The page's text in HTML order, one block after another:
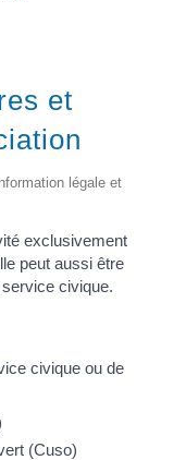
et
légale et
exclusivement
peut aussi être
civique.
civique ou de
(Cuso)